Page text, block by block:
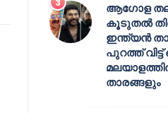
ആഗോള
കൂടുതൽ
ഇന്ത്യൻ
പുറത്ത്
താരങ്ങളും